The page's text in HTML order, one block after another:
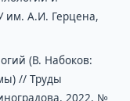
им. А.И. Герцена,
(В. Набоков:
// Труды
2022. №